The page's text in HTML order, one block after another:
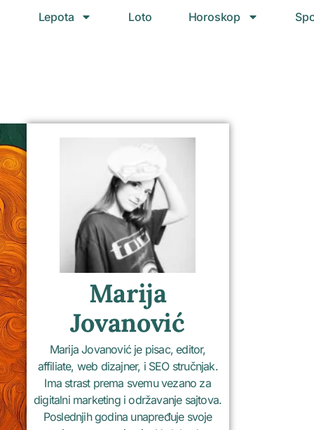
Lepota Loto Horoskop
Marija
Jovanović
Marija Jovanović je pisac, editor,
affiliate, web dizajner, i SEO stručnjak.
Ima strast prema svemu vezano za
digitalni marketing i održavanje sajtova.
Poslednjih godina unapređuje svoje